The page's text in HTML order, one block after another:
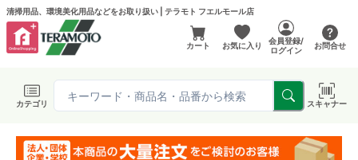
清掃用品、環境美化用品などをお取り扱い | テラモト フエルモール店
カート お気に入り
会員登録/
ログイン
お問合せ
カテゴリ スキャナー